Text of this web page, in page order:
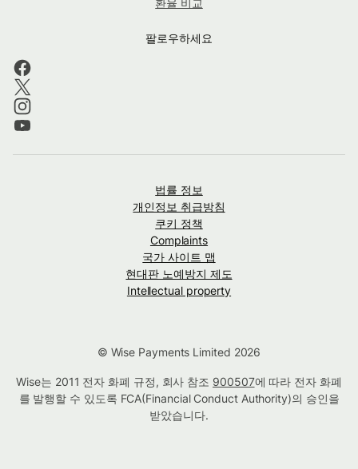
팔로우하세요
법률 정보
개인정보 취급방침
쿠키 정책
Complaints
국가 사이트 맵
현대판 노예방지 제도
Intellectual property
© Wise Payments Limited 2026
Wise는 2011 전자 화폐 규정, 회사 참조 900507에 따라 전자 화폐
를 발행할 수 있도록 FCA(Financial Conduct Authority)의 승인을
받았습니다.